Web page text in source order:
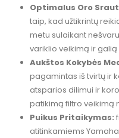
Optimalus Oro
taip, kad užtikrintų
metu sulaikant
variklio veikimą ir
Aukštos Kokybės
pagamintas iš tvirtų ir
atsparios dilimui ir
patikimą filtro veikimą
Puikus Pritaikymas:
atitinkamiems